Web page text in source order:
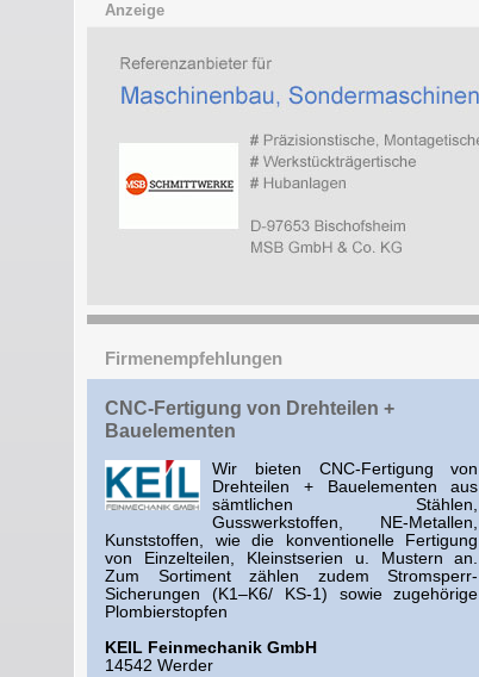
Anzeige
Firmenempfehlungen
CNC-Fertigung von Drehteilen +
Bauelementen
Wir bieten CNC-Fertigung von
Drehteilen + Bauelementen aus
sämtlichen Stählen,
Gusswerkstoffen, NE-Metallen,
Kunststoffen, wie die konventionelle Fertigung
von Einzelteilen, Kleinstserien u. Mustern an.
Zum Sortiment zählen zudem Stromsperr-
Sicherungen (K1–K6/ KS-1) sowie zugehörige
Plombierstopfen
KEIL Feinmechanik GmbH
14542 Werder